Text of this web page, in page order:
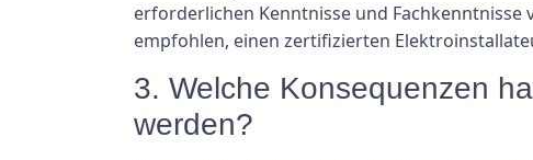
erforderlichen Kenntnisse und
empfohlen, einen zertifizierten
3. Welche Konsequenzen
werden?